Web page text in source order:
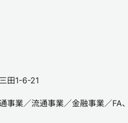
田1-6-21
事業／流通事業／金融事業／FA